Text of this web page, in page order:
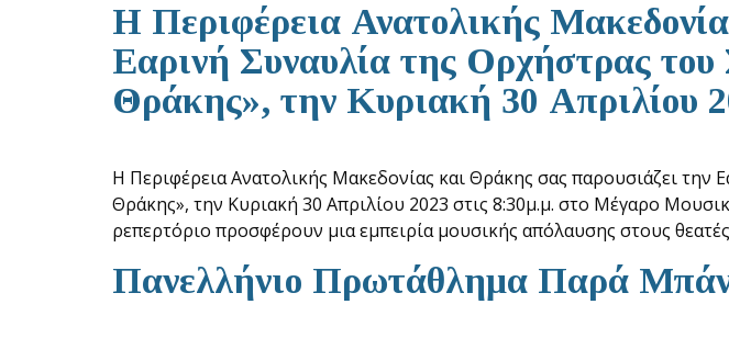
Η Περιφέρεια Ανατολικής
Εαρινή Συναυλία της Ορχήστρας
Θράκης», την Κυριακή 30 Απριλίου
Η Περιφέρεια Ανατολικής Μακεδονίας και Θράκης σας παρουσιάζει
Θράκης», την Κυριακή 30 Απριλίου 2023 στις 8:30μ.μ. στο Μέγαρο
ρεπερτόριο προσφέρουν μια εμπειρία μουσικής απόλαυσης στους
Πανελλήνιο Πρωτάθλημα Παρά